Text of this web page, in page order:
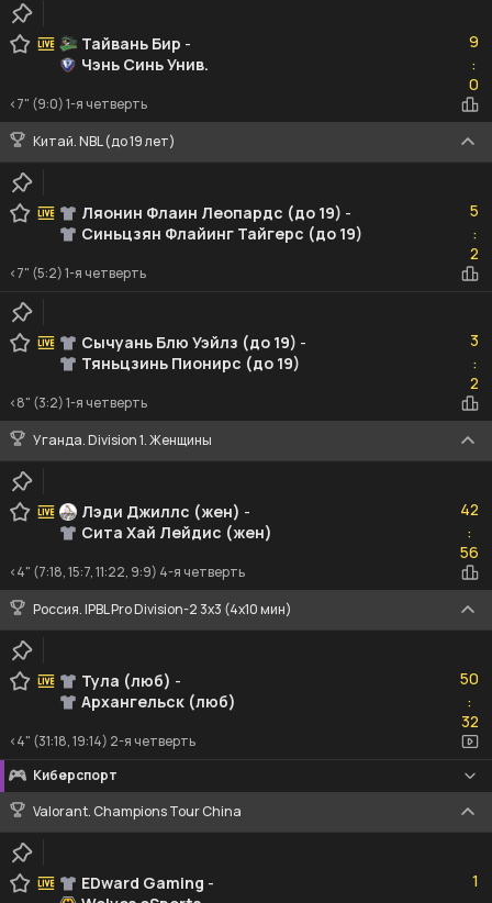
Тайвань Бир -
Чэнь Синь Унив.
9
:0
0
<7" (9:0) 1-я четверть
Китай. NBL (до 19 лет)
Ляонин Флаин Леопардс (до 19) -
Синьцзян Флайинг Тайгерс (до 19)
5
:2
2
<7" (5:2) 1-я четверть
Сычуань Блю Уэйлз (до 19) -
Тяньцзинь Пионирс (до 19)
3
:2
2
<8" (3:2) 1-я четверть
Уганда. Division 1. Женщины
Лэди Джиллс (жен) -
Сита Хай Лейдис (жен)
42
:56
56
<4" (7:18, 15:7, 11:22, 9:9) 4-я четверть
Россия. IPBL Pro Division-2 3x3 (4x10 мин)
Тула (люб) -
Архангельск (люб)
50
:32
32
<4" (31:18, 19:14) 2-я четверть
Киберспорт
Valorant. Champions Tour China
EDward Gaming -
1